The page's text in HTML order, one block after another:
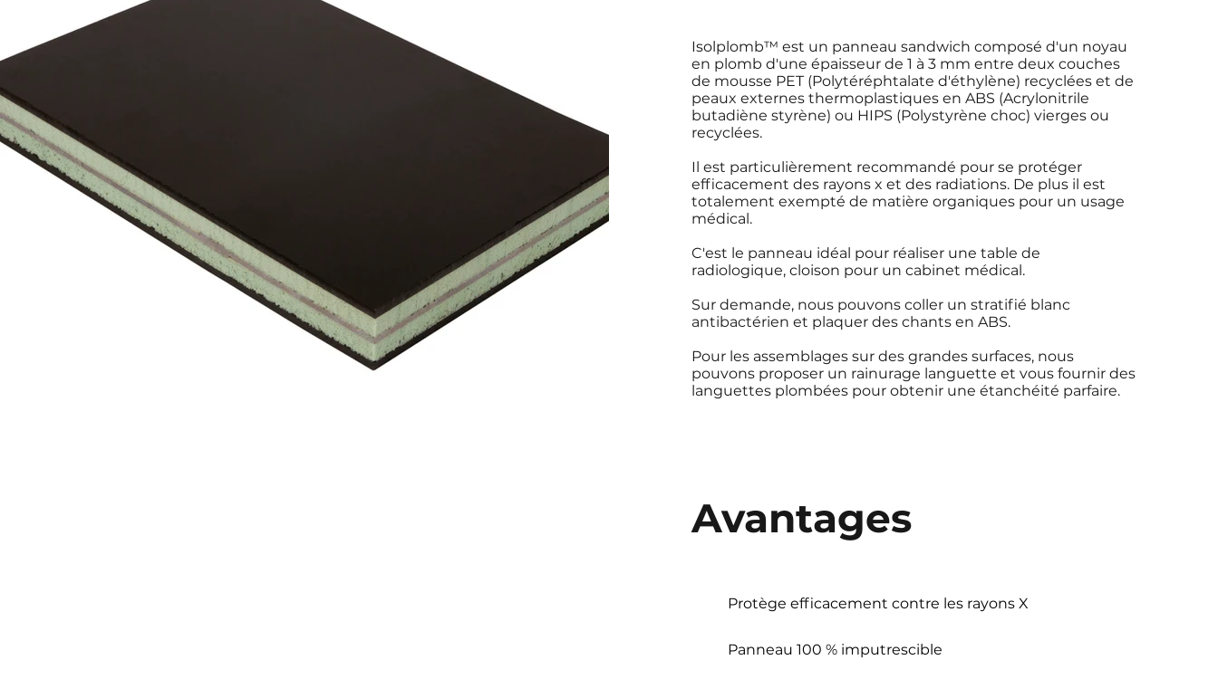
Isolplomb™ est un panneau sandwich composé d'un noyau
en plomb d'une épaisseur de 1 à 3 mm entre deux couches
de mousse PET (Polytéréphtalate d'éthylène) recyclées et de
peaux externes thermoplastiques en ABS (Acrylonitrile
butadiène styrène) ou HIPS (Polystyrène choc) vierges ou
recyclées.
Il est particulièrement recommandé pour se protéger
efficacement des rayons x et des radiations. De plus il est
totalement exempté de matière organiques pour un usage
médical.
C'est le panneau idéal pour réaliser une table de
radiologique, cloison pour un cabinet médical.
Sur demande, nous pouvons coller un stratifié blanc
antibactérien et plaquer des chants en ABS.
Pour les assemblages sur des grandes surfaces, nous
pouvons proposer un rainurage languette et vous fournir des
languettes plombées pour obtenir une étanchéité parfaire.
Avantages
Protège efficacement contre les rayons X
Panneau 100 % imputrescible